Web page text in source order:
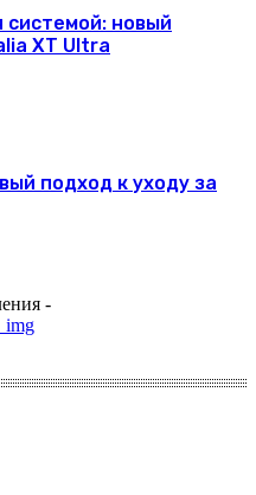
системой: новый
XT Ultra
подход к уходу за
-